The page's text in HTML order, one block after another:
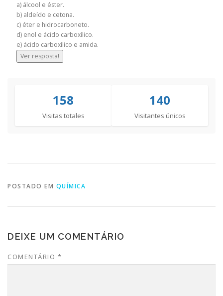
a) álcool e éster.
b) aldeído e cetona.
c) éter e hidrocarboneto.
d) enol e ácido carboxílico.
e) ácido carboxílico e amida.
Ver resposta!
158
Visitas totales
140
Visitantes únicos
POSTADO EM QUÍMICA
DEIXE UM COMENTÁRIO
COMENTÁRIO *